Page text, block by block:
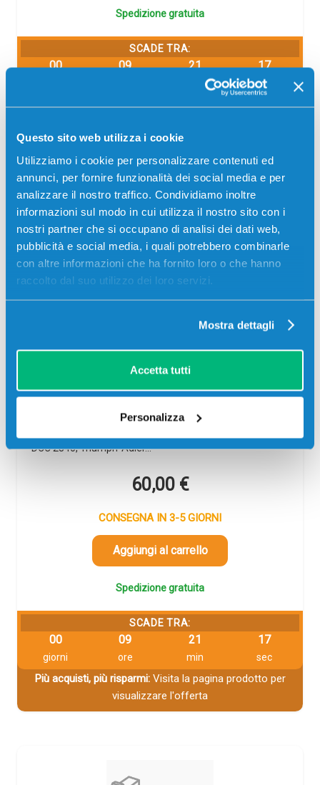
Questo sito web utilizza i cookie
Utilizziamo i cookie per personalizzare contenuti ed
annunci, per fornire funzionalità dei social media e per
analizzare il nostro traffico. Condividiamo inoltre
informazioni sul modo in cui utilizza il nostro sito con i
nostri partner che si occupano di analisi dei dati web,
pubblicità e social media, i quali potrebbero combinarle
con altre informazioni che ha fornito loro o che hanno
raccolto dal suo utilizzo dei loro servizi.
Mostra dettagli
Accetta tutti
Personalizza
Spedizione gratuita
SCADE TRA:
00 09 21 17
sec
Più acquisti, più risparmi:Visita la pagina prodotto per
Toner compatibile Utax 654010014
pagine per Stampanti: Utax CDC 1740, Utax CDC 1840,
DCC 2840, Triumph-Adler…
60,00 €
CONSEGNA IN 3-5 GIORNI
Aggiungi al carrello
Spedizione gratuita
SCADE TRA:
00
giorni
09
ore
21
min
17
sec
Più acquisti, più risparmi:Visita la pagina prodotto per
visualizzare l'offerta